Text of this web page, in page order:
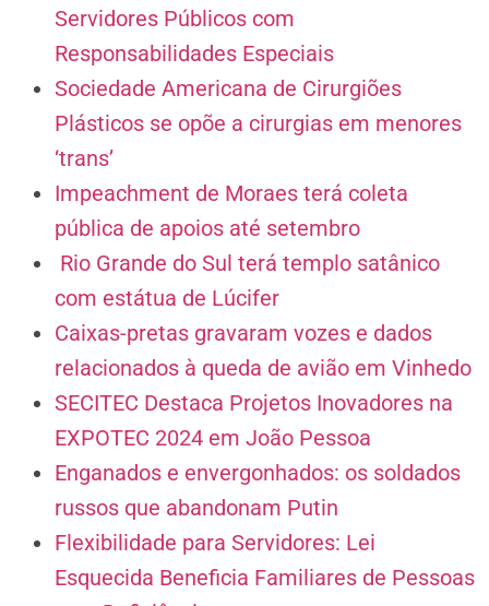
Servidores Públicos com
Responsabilidades Especiais
Sociedade Americana de Cirurgiões
Plásticos se opõe a cirurgias em menores
‘trans’
Impeachment de Moraes terá coleta
pública de apoios até setembro
Rio Grande do Sul terá templo satânico
com estátua de Lúcifer
Caixas-pretas gravaram vozes e dados
relacionados à queda de avião em Vinhedo
SECITEC Destaca Projetos Inovadores na
EXPOTEC 2024 em João Pessoa
Enganados e envergonhados: os soldados
russos que abandonam Putin
Flexibilidade para Servidores: Lei
Esquecida Beneficia Familiares de Pessoas